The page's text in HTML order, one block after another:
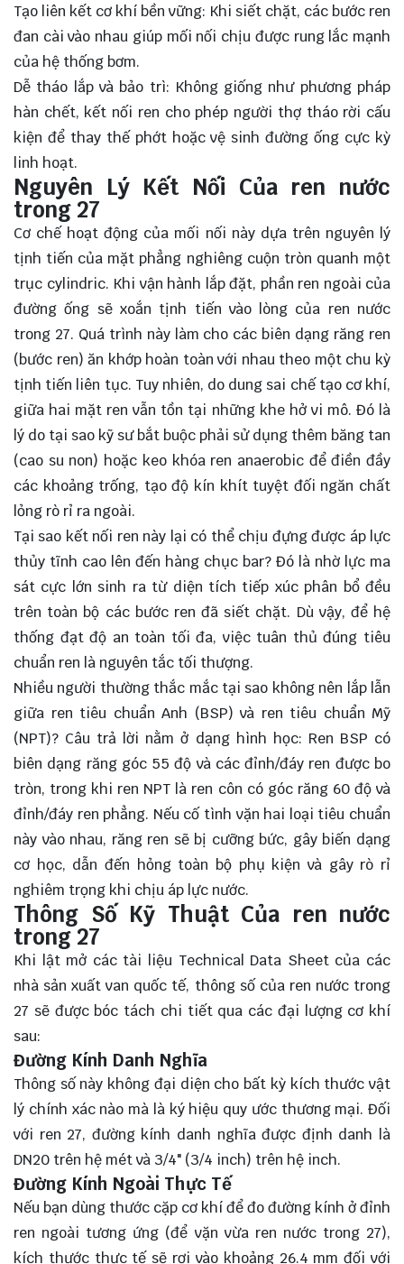
Tạo liên kết cơ khí bền vững: Khi siết chặt, các bước ren
đan cài vào nhau giúp mối nối chịu được rung lắc mạnh
của hệ thống bơm.
Dễ tháo lắp và bảo trì: Không giống như phương pháp
hàn chết, kết nối ren cho phép người thợ tháo rời cấu
kiện để thay thế phớt hoặc vệ sinh đường ống cực kỳ
linh hoạt.
Nguyên Lý Kết Nối Của ren nước
trong 27
Cơ chế hoạt động của mối nối này dựa trên nguyên lý
tịnh tiến của mặt phẳng nghiêng cuộn tròn quanh một
trục cylindric. Khi vận hành lắp đặt, phần ren ngoài của
đường ống sẽ xoắn tịnh tiến vào lòng của ren nước
trong 27. Quá trình này làm cho các biên dạng răng ren
(bước ren) ăn khớp hoàn toàn với nhau theo một chu kỳ
tịnh tiến liên tục. Tuy nhiên, do dung sai chế tạo cơ khí,
giữa hai mặt ren vẫn tồn tại những khe hở vi mô. Đó là
lý do tại sao kỹ sư bắt buộc phải sử dụng thêm băng tan
(cao su non) hoặc keo khóa ren anaerobic để điền đầy
các khoảng trống, tạo độ kín khít tuyệt đối ngăn chất
lỏng rò rỉ ra ngoài.
Tại sao kết nối ren này lại có thể chịu đựng được áp lực
thủy tĩnh cao lên đến hàng chục bar? Đó là nhờ lực ma
sát cực lớn sinh ra từ diện tích tiếp xúc phân bổ đều
trên toàn bộ các bước ren đã siết chặt. Dù vậy, để hệ
thống đạt độ an toàn tối đa, việc tuân thủ đúng tiêu
chuẩn ren là nguyên tắc tối thượng.
Nhiều người thường thắc mắc tại sao không nên lắp lẫn
giữa ren tiêu chuẩn Anh (BSP) và ren tiêu chuẩn Mỹ
(NPT)? Câu trả lời nằm ở dạng hình học: Ren BSP có
biên dạng răng góc 55 độ và các đỉnh/đáy ren được bo
tròn, trong khi ren NPT là ren côn có góc răng 60 độ và
đỉnh/đáy ren phẳng. Nếu cố tình vặn hai loại tiêu chuẩn
này vào nhau, răng ren sẽ bị cưỡng bức, gây biến dạng
cơ học, dẫn đến hỏng toàn bộ phụ kiện và gây rò rỉ
nghiêm trọng khi chịu áp lực nước.
Thông Số Kỹ Thuật Của ren nước
trong 27
Khi lật mở các tài liệu Technical Data Sheet của các
nhà sản xuất van quốc tế, thông số của ren nước trong
27 sẽ được bóc tách chi tiết qua các đại lượng cơ khí
sau:
Đường Kính Danh Nghĩa
Thông số này không đại diện cho bất kỳ kích thước vật
lý chính xác nào mà là ký hiệu quy ước thương mại. Đối
với ren 27, đường kính danh nghĩa được định danh là
DN20 trên hệ mét và 3/4" (3/4 inch) trên hệ inch.
Đường Kính Ngoài Thực Tế
Nếu bạn dùng thước cặp cơ khí để đo đường kính ở đỉnh
ren ngoài tương ứng (để vặn vừa ren nước trong 27),
kích thước thực tế sẽ rơi vào khoảng 26.4 mm đối với